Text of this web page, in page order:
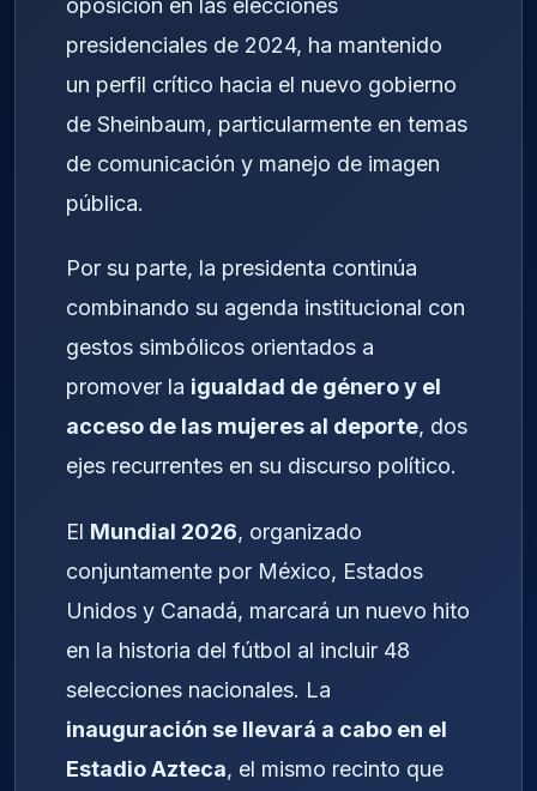
oposición en las elecciones
presidenciales de 2024, ha mantenido
un perfil crítico hacia el nuevo gobierno
de Sheinbaum, particularmente en temas
de comunicación y manejo de imagen
pública.
Por su parte, la presidenta continúa
combinando su agenda institucional con
gestos simbólicos orientados a
promover la igualdad de género y el
acceso de las mujeres al deporte, dos
ejes recurrentes en su discurso político.
El Mundial 2026, organizado
conjuntamente por México, Estados
Unidos y Canadá, marcará un nuevo hito
en la historia del fútbol al incluir 48
selecciones nacionales. La
inauguración se llevará a cabo en el
Estadio Azteca, el mismo recinto que